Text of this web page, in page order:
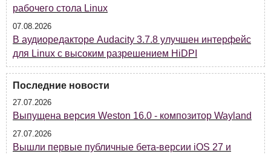
рабочего стола Linux
07.08.2026
В аудиоредакторе Audacity 3.7.8 улучшен интерфейс
для Linux с высоким разрешением HiDPI
Последние новости
27.07.2026
Выпущена версия Weston 16.0 - композитор Wayland
27.07.2026
Вышли первые публичные бета-версии iOS 27 и